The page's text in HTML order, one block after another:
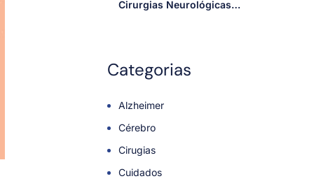
Cirurgias Neurológicas
Categorias
Alzheimer
Cérebro
Cirugias
Cuidados